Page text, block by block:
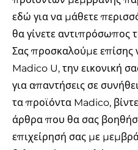
εδώ για να μάθετε
θα γίνετε αντιπρόσωπος
Σας προσκαλούμε επίσης
Madico U, την εικονική
για απαντήσεις σε
τα προϊόντα Madico,
άρθρα που θα σας
επιχείρησή σας με